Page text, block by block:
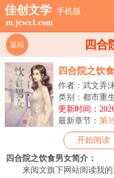
佳创文学 手机版
m.jcwx1.com
四合
返回
四合院之饮
作者：武文弄
类别：都市重
更新时间：
最新章节： 第
开始阅读
四合院之饮食男女简介：
来阅文旗下网站阅读我